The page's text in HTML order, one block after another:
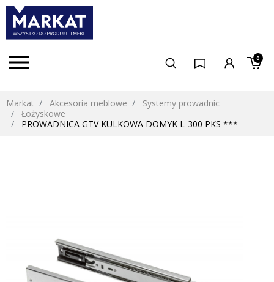
0
Markat Akcesoria meblowe
Systemy prowadnic
Łożyskowe
PROWADNICA GTV KULKOWA DOMYK L-300 PKS ***